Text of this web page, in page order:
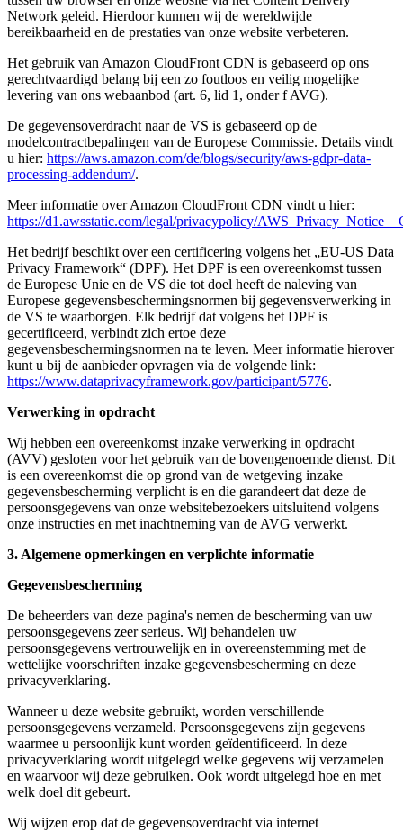
Network geleid. Hierdoor kunnen wij de wereldwijde
bereikbaarheid en de prestaties van onze website verbeteren.
Het gebruik van Amazon CloudFront CDN is gebaseerd op ons
gerechtvaardigd belang bij een zo foutloos en veilig mogelijke
levering van ons webaanbod (art. 6, lid 1, onder f AVG).
De gegevensoverdracht naar de VS is gebaseerd op de
modelcontractbepalingen van de Europese Commissie. Details vindt
u hier: https://aws.amazon.com/de/blogs/security/aws-gdpr-data-
processing-addendum/.
Meer informatie over Amazon CloudFront CDN vindt u hier:
https://d1.awsstatic.com/legal/privacypolicy/
Het bedrijf beschikt over een certificering volgens het „EU-US Data
Privacy Framework“ (DPF). Het DPF is een overeenkomst tussen
de Europese Unie en de VS die tot doel heeft de naleving van
Europese gegevensbeschermingsnormen bij gegevensverwerking in
de VS te waarborgen. Elk bedrijf dat volgens het DPF is
gecertificeerd, verbindt zich ertoe deze
gegevensbeschermingsnormen na te leven. Meer informatie hierover
kunt u bij de aanbieder opvragen via de volgende link:
https://www.dataprivacyframework.gov/participant/5776.
Verwerking in opdracht
Wij hebben een overeenkomst inzake verwerking in opdracht
(AVV) gesloten voor het gebruik van de bovengenoemde dienst. Dit
is een overeenkomst die op grond van de wetgeving inzake
gegevensbescherming verplicht is en die garandeert dat deze de
persoonsgegevens van onze websitebezoekers uitsluitend volgens
onze instructies en met inachtneming van de AVG verwerkt.
3. Algemene opmerkingen en verplichte informatie
Gegevensbescherming
De beheerders van deze pagina's nemen de bescherming van uw
persoonsgegevens zeer serieus. Wij behandelen uw
persoonsgegevens vertrouwelijk en in overeenstemming met de
wettelijke voorschriften inzake gegevensbescherming en deze
privacyverklaring.
Wanneer u deze website gebruikt, worden verschillende
persoonsgegevens verzameld. Persoonsgegevens zijn gegevens
waarmee u persoonlijk kunt worden geïdentificeerd. In deze
privacyverklaring wordt uitgelegd welke gegevens wij verzamelen
en waarvoor wij deze gebruiken. Ook wordt uitgelegd hoe en met
welk doel dit gebeurt.
Wij wijzen erop dat de gegevensoverdracht via internet